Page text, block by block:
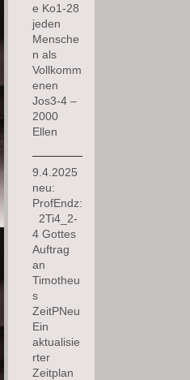
e Ko1-28
jeden
Mensche
n als
Vollkomm
enen
Jos3-4 –
2000
Ellen
9.4.2025
neu:
ProfEndz:
2Ti4_2-
4 Gottes
Auftrag
an
Timotheu
s
ZeitPNeu
Ein
aktualisie
rter
Zeitplan